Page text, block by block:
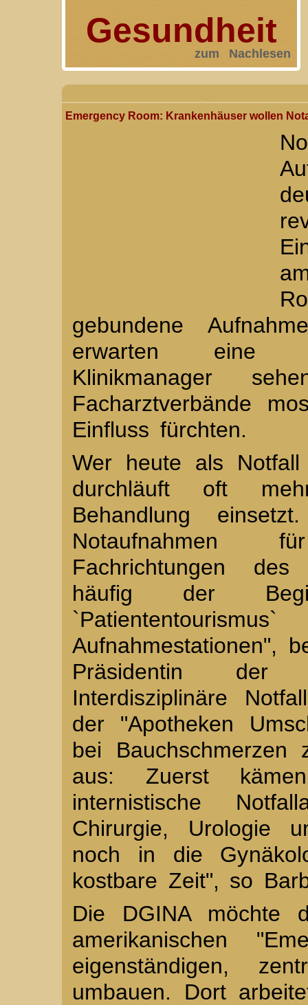
Gesundheit
zum Nachlesen
Emergency Room: Krankenhäuser wollen
gebundene
erwarten eine
Klinikmanager
Facharztverbände
Einfluss fürchten.
Wer heute als
durchläuft oft
Behandlung
Notaufnahmen
Fachrichtungen
häufig der
Aufnahmestationen",
Präsidentin der
Interdisziplinäre
der "Apotheken
bei
aus: Zuerst
internistische
Chirurgie, Urologie
noch in die
kostbare Zeit", so
Die DGINA möchte
amerikanischen
eigenständigen,
umbauen. Dort